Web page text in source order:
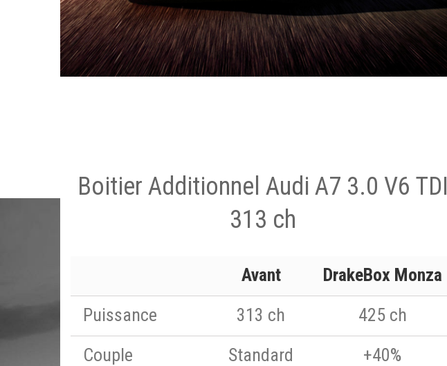
Boitier Additionnel Audi A7 3.0 V6 TDI
313 ch
Avant
DrakeBox Monza
Puissance
313 ch
425 ch
Couple
Standard
+40%